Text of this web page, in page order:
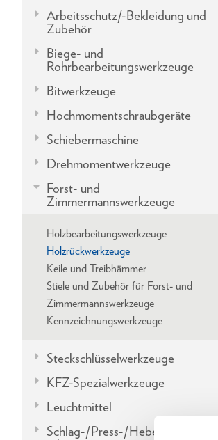
Arbeitsschutz/-Bekleidung und
Zubehör
Biege- und
Rohrbearbeitungswerkzeuge
Bitwerkzeuge
Hochmomentschraubgeräte
Schiebermaschine
Drehmomentwerkzeuge
Forst- und
Zimmermannswerkzeuge
Holzbearbeitungswerkzeuge
Holzrückwerkzeuge
Keile und Treibhämmer
Stiele und Zubehör für Forst- und
Zimmermannswerkzeuge
Kennzeichnungswerkzeuge
Steckschlüsselwerkzeuge
KFZ-Spezialwerkzeuge
Leuchtmittel
Schlag-/Press-/Hebel-/Einbauw